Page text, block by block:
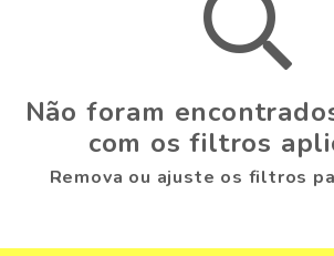
Não foram
com os filtros
Remova ou ajuste os filtros